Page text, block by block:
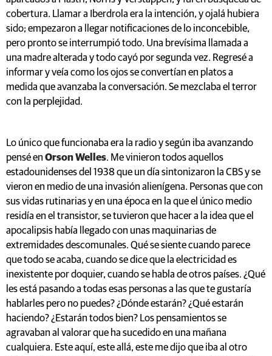
cobertura. Llamar a Iberdrola era la intención, y ojalá hubiera
sido; empezaron a llegar notificaciones de lo inconcebible,
pero pronto se interrumpió todo. Una brevísima llamada a
una madre alterada y todo cayó por segunda vez. Regresé a
informar y veía como los ojos se convertían en platos a
medida que avanzaba la conversación. Se mezclaba el terror
con la perplejidad.
Lo único que funcionaba era la radio y según iba avanzando
pensé en Orson Welles. Me vinieron todos aquellos
estadounidenses del 1938 que un día sintonizaron la CBS y se
vieron en medio de una invasión alienígena. Personas que con
sus vidas rutinarias y en una época en la que el único medio
residía en el transistor, se tuvieron que hacer a la idea que el
apocalipsis había llegado con unas maquinarias de
extremidades descomunales. Qué se siente cuando parece
que todo se acaba, cuando se dice que la electricidad es
inexistente por doquier, cuando se habla de otros países. ¿Qué
les está pasando a todas esas personas a las que te gustaría
hablarles pero no puedes? ¿Dónde estarán? ¿Qué estarán
haciendo? ¿Estarán todos bien? Los pensamientos se
agravaban al valorar que ha sucedido en una mañana
cualquiera. Este aquí, este allá, este me dijo que iba al otro